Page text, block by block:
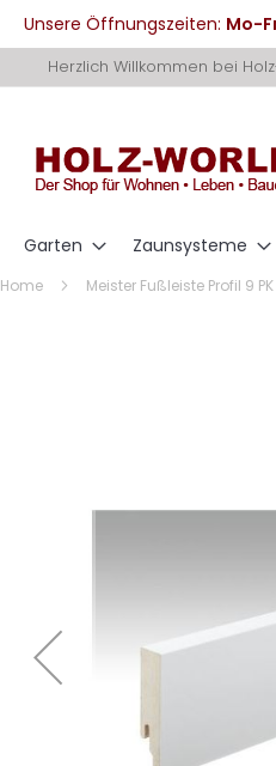
Unsere Öffnungszeiten: Mo-
zum
Herzlich Willkommen bei
Garten Zaunsysteme
Home Meister Fußleiste Profil 9